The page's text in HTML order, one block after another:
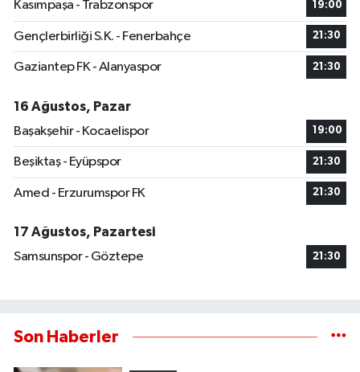
Kasımpaşa - Trabzonspor 19:00
Gençlerbirliği S.K. - Fenerbahçe 21:30
Gaziantep FK - Alanyaspor 21:30
16 Ağustos, Pazar
Başakşehir - Kocaelispor
19:00
Beşiktaş - Eyüpspor 21:30
Amed - Erzurumspor FK 21:30
17 Ağustos, Pazartesi
Samsunspor - Göztepe
21:30
Son Haberler